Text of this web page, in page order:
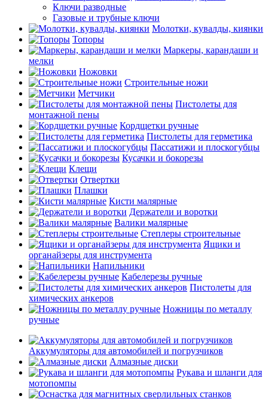
Ключи разводные
Газовые и трубные ключи
Молотки, кувалды, киянки
Топоры
Маркеры, карандаши и
мелки
Ножовки
Строительные ножи
Метчики
Пистолеты для
монтажной пены
Кордщетки ручные
Пистолеты для герметика
Пассатижи и плоскогубцы
Кусачки и бокорезы
Клещи
Отвертки
Плашки
Кисти малярные
Держатели и воротки
Валики малярные
Степлеры строительные
Ящики и
органайзеры для инструмента
Напильники
Кабелерезы ручные
Пистолеты для
химических анкеров
Ножницы по металлу
ручные
Аккумуляторы для автомобилей и погрузчиков
Алмазные диски
Рукава и шланги для
мотопомпы